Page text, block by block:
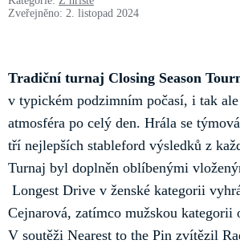
Zveřejněno: 2. listopad 2024
Tradiční turnaj Closing Season
v typickém podzimním počasí, i tak
atmosféra po celý den. Hrála se
tří nejlepších stableford výsledků z
Turnaj byl doplněn oblíbenými
Longest Drive v ženské kategorii
Cejnarová, zatímco mužskou
V soutěži Nearest to the Pin zvítězil